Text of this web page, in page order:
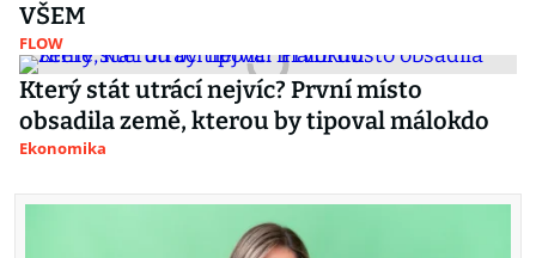
VŠEM
FLOW
Který stát utrácí nejvíc? První místo
obsadila země, kterou by tipoval málokdo
Ekonomika